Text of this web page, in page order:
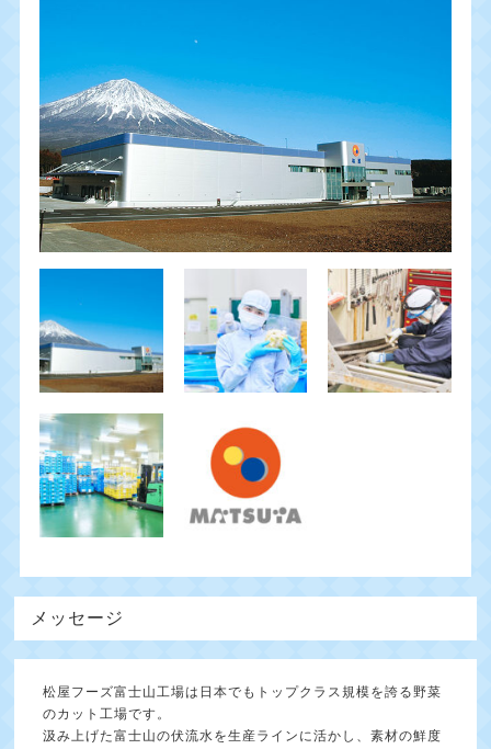
メッセージ
松屋フーズ富士山工場は日本でもトップクラス規模を誇る野菜
のカット工場です。
汲み上げた富士山の伏流水を生産ラインに活かし、素材の鮮度